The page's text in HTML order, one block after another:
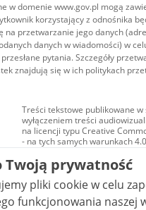
w domenie www.gov.pl mogą
korzystający z odnośnika
na przetwarzanie jego danych
danych w wiadomości) w
pytania. Szczegóły
znajdują się w ich politykach
Treści tekstowe publikowane w
wyłączeniem treści
na licencji typu Creative
- na tych samych warunkach
Materiały audiowizualne, w
audio i wideo, są udostępniane
Creative Commons: uznanie
niekomercyjne - bez utworów
NC-ND 4.0), o ile nie jest to
Twoją prywatność
pliki cookie w celu
funkcjonowania naszej